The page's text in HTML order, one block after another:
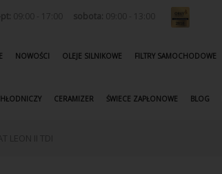
09:00 - 17:00 sobota: 09:00 - 13:00
NOWOŚCI OLEJE SILNIKOWE FILTRY SAMOCHODOWE
CERAMIZER ŚWIECE ZAPŁONOWE BLOG